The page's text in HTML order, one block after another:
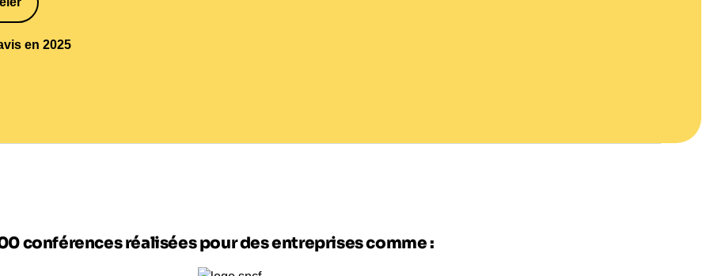
en 2025
conférences réalisées pour des entreprises comme :